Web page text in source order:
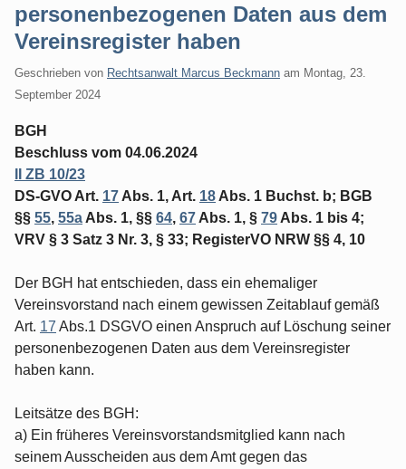
personenbezogenen Daten aus dem
Vereinsregister haben
Geschrieben von Rechtsanwalt Marcus Beckmann am Montag, 23.
September 2024
BGH
Beschluss vom 04.06.2024
II ZB 10/23
DS-GVO Art. 17 Abs. 1, Art. 18 Abs. 1 Buchst. b; BGB
§§ 55, 55a Abs. 1, §§ 64, 67 Abs. 1, § 79 Abs. 1 bis 4;
VRV § 3 Satz 3 Nr. 3, § 33; RegisterVO NRW §§ 4, 10
Der BGH hat entschieden, dass ein ehemaliger
Vereinsvorstand nach einem gewissen Zeitablauf gemäß
Art. 17 Abs.1 DSGVO einen Anspruch auf Löschung seiner
personenbezogenen Daten aus dem Vereinsregister
haben kann.
Leitsätze des BGH:
a) Ein früheres Vereinsvorstandsmitglied kann nach
seinem Ausscheiden aus dem Amt gegen das